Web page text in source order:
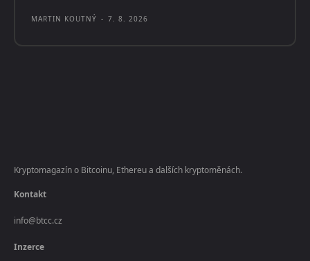
MARTIN KOUTNÝ - 7. 8. 2026
Kryptomagazín o Bitcoinu, Ethereu a dalších kryptoměnách.
Kontakt
info@btcc.cz
Inzerce